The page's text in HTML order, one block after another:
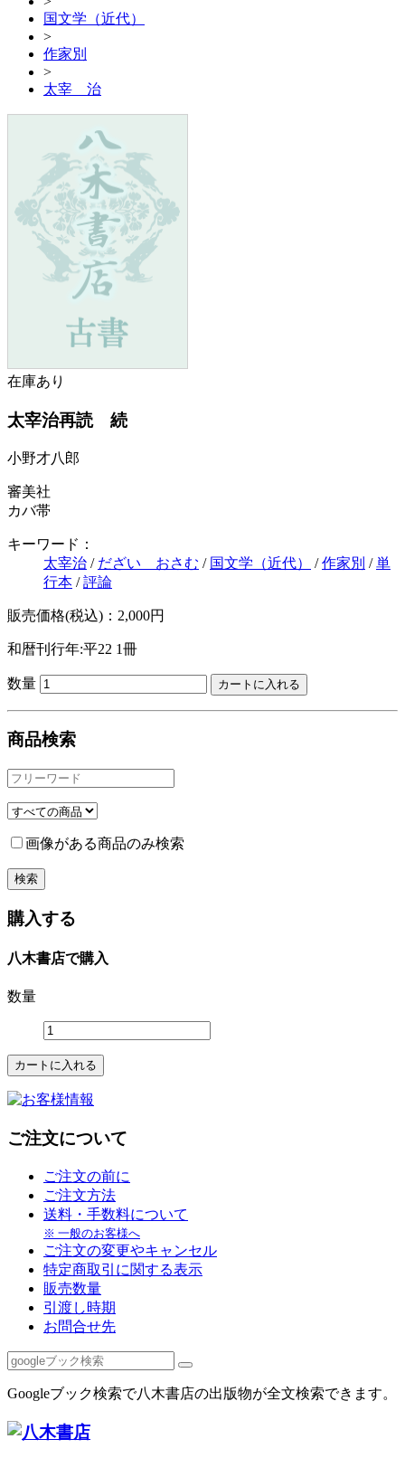
国文学（近代）
>
作家別
>
太宰 治
在庫あり
太宰治再読 続
小野才八郎
審美社
カバ帯
キーワード：
太宰治 / だざい おさむ / 国文学（近代） /作家別 /単
行本 /評論
販売価格(税込)：2,000円
和暦刊行年:平22 1冊
数量
商品検索
画像がある商品のみ検索
購入する
八木書店で購入
数量
ご注文について
ご注文の前に
ご注文方法
送料・手数料について
※ 一般のお客様へ
ご注文の変更やキャンセル
特定商取引に関する表示
販売数量
引渡し時期
お問合せ先
Googleブック検索で八木書店の出版物が全文検索できます。